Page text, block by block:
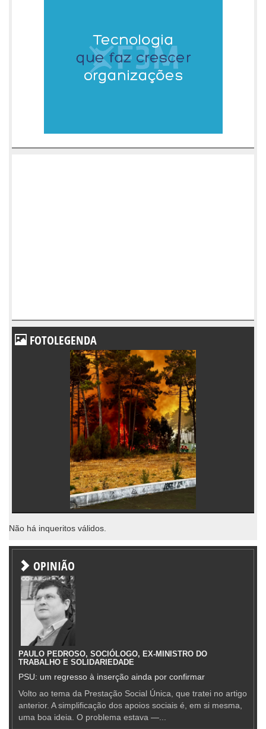
FOTOLEGENDA
Não há inqueritos válidos.
OPINIÃO
PAULO PEDROSO, SOCIÓLOGO, EX-MINISTRO DO
TRABALHO E SOLIDARIEDADE
PSU: um regresso à inserção ainda por confirmar
Volto ao tema da Prestação Social Única, que tratei no artigo
anterior. A simplificação dos apoios sociais é, em si mesma,
uma boa ideia. O problema estava —...